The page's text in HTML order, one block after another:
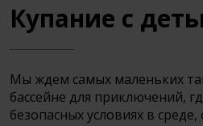
Купание с
Мы ждем самых маленьких
бассейне для приключений,
безопасных условиях в